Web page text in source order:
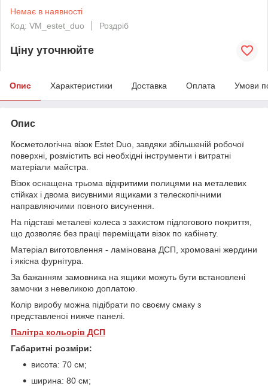
Немає в наявності
Код: VM_estet_duo
Роздріб
Ціну уточнюйте
Опис Характеристики Доставка Оплата Умови
Опис
Косметологічна візок Estet Duo, завдяки збільшеній робочої
поверхні, розмістить всі необхідні інструменти і витратні
матеріали майстра.
Візок оснащена трьома відкритими полицями на металевих
стійках і двома висувними ящиками з телескопічними
направляючими повного висунення.
На підставі металеві колеса з захистом підлогового покриття,
що дозволяє без праці переміщати візок по кабінету.
Матеріал виготовлення - ламінована ДСП, хромовані жердини
і якісна фурнітура.
За бажанням замовника на ящики можуть бути встановлені
замочки з невеликою доплатою.
Колір виробу можна підібрати по своєму смаку з
представленої нижче панелі.
Палітра кольорів ДСП
Габаритні розміри:
висота: 70 см;
ширина: 80 см;